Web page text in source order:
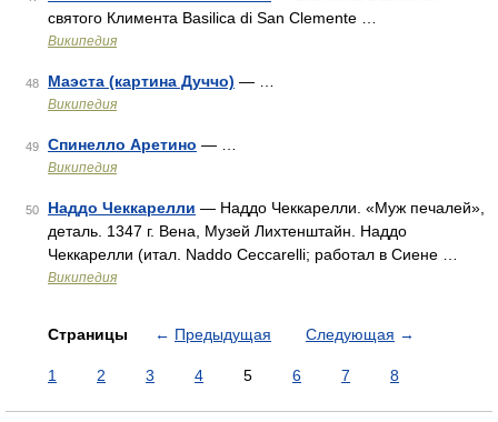
святого Климента Basilica di San Clemente …
Википедия
48 Маэста (картина Дуччо) — …
Википедия
49 Спинелло Аретино — …
Википедия
50 Наддо Чеккарелли — Наддо Чеккарелли. «Муж печалей»,
деталь. 1347 г. Вена, Музей Лихтенштайн. Наддо
Чеккарелли (итал. Naddo Ceccarelli; работал в Сиене …
Википедия
Страницы ← Предыдущая Следующая →
1 2 3 4 5 6 7 8